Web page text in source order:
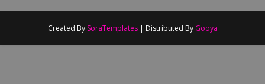
Created By SoraTemplates| Distributed By Gooya